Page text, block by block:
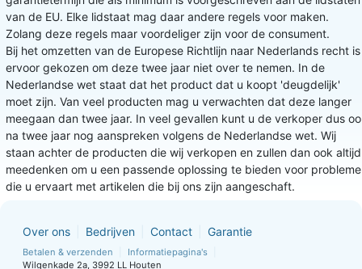
van de EU. Elke lidstaat mag daar andere regels voor maken.
Zolang deze regels maar voordeliger zijn voor de consument.
Bij het omzetten van de Europese Richtlijn naar Nederlands recht is
ervoor gekozen om deze twee jaar niet over te nemen. In de
Nederlandse wet staat dat het product dat u koopt 'deugdelijk'
moet zijn. Van veel producten mag u verwachten dat deze langer
meegaan dan twee jaar. In veel gevallen kunt u de verkoper dus
na twee jaar nog aanspreken volgens de Nederlandse wet. Wij
staan achter de producten die wij verkopen en zullen dan ook altijd
meedenken om u een passende oplossing te bieden voor
die u ervaart met artikelen die bij ons zijn aangeschaft.
Over ons Bedrijven Contact Garantie
Betalen & verzenden
Informatiepagina's
Wilgenkade 2a, 3992 LL Houten